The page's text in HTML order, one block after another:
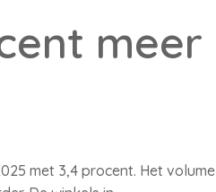
meer
met 3,4 procent. Het volume